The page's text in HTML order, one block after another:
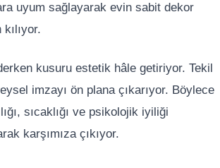
uyum sağlayarak evin sabit dekor
kusuru estetik hâle getiriyor. Tekil
imzayı ön plana çıkarıyor. Böylece
sıcaklığı ve psikolojik iyiliği
karşımıza çıkıyor.